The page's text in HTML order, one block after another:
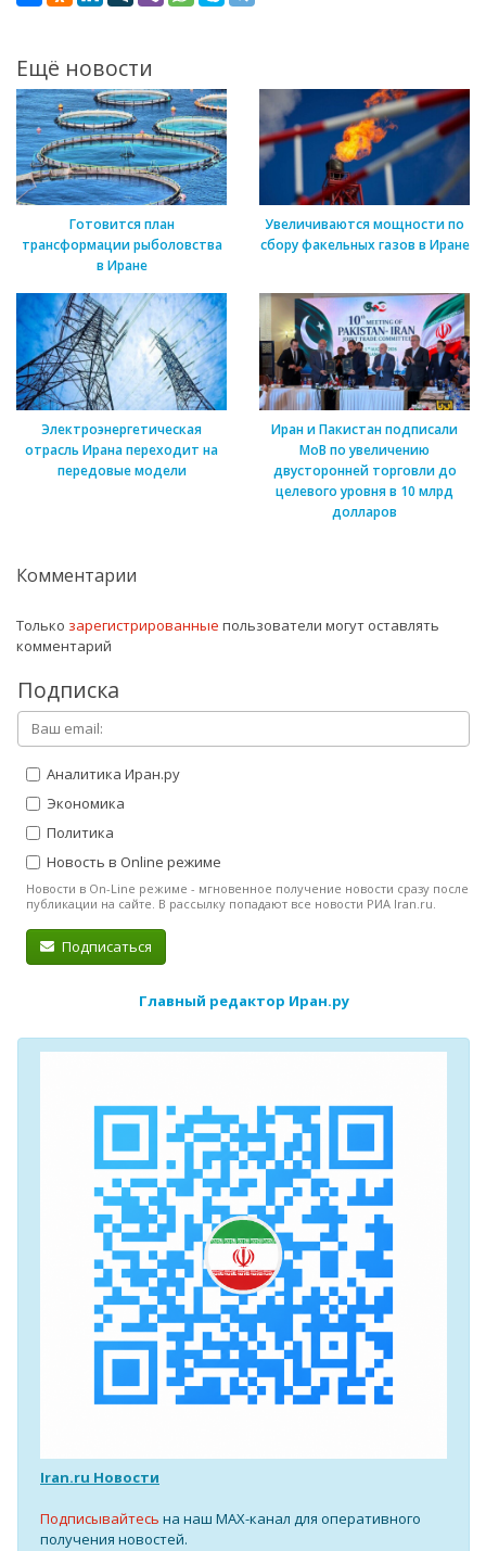
Ещё новости
Готовится план
трансформации рыболовства
в Иране
Увеличиваются мощности по
сбору факельных газов в Иране
Электроэнергетическая
отрасль Ирана переходит на
передовые модели
Иран и Пакистан подписали
МоВ по увеличению
двусторонней торговли до
целевого уровня в 10 млрд
долларов
Комментарии
Только зарегистрированные пользователи могут оставлять
комментарий
Подписка
Аналитика Иран.ру
Экономика
Политика
Новость в Online режиме
Новости в On-Line режиме - мгновенное получение новости сразу после
публикации на сайте. В рассылку попадают все новости РИА Iran.ru.
Подписаться
Главный редактор Иран.ру
Iran.ru Новости
Подписывайтесь на наш MAX-канал для оперативного
получения новостей.